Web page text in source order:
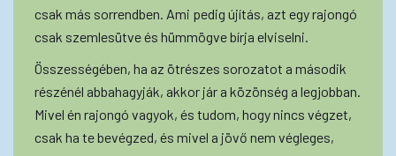
csak más sorrendben. Ami pedig újítás, azt egy rajongó
csak szemlesütve és hümmögve bírja elviselni.
Összességében, ha az ötrészes sorozatot a második
részénél abbahagyják, akkor jár a közönség a legjobban.
Mivel én rajongó vagyok, és tudom, hogy nincs végzet,
csak ha te bevégzed, és mivel a jövő nem végleges,